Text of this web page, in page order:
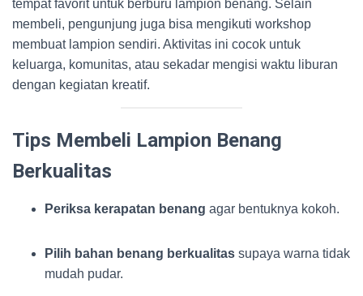
tempat favorit untuk berburu lampion benang. Selain
membeli, pengunjung juga bisa mengikuti workshop
membuat lampion sendiri. Aktivitas ini cocok untuk
keluarga, komunitas, atau sekadar mengisi waktu liburan
dengan kegiatan kreatif.
Tips Membeli Lampion Benang
Berkualitas
Periksa kerapatan benang agar bentuknya kokoh.
Pilih bahan benang berkualitas supaya warna tidak
mudah pudar.